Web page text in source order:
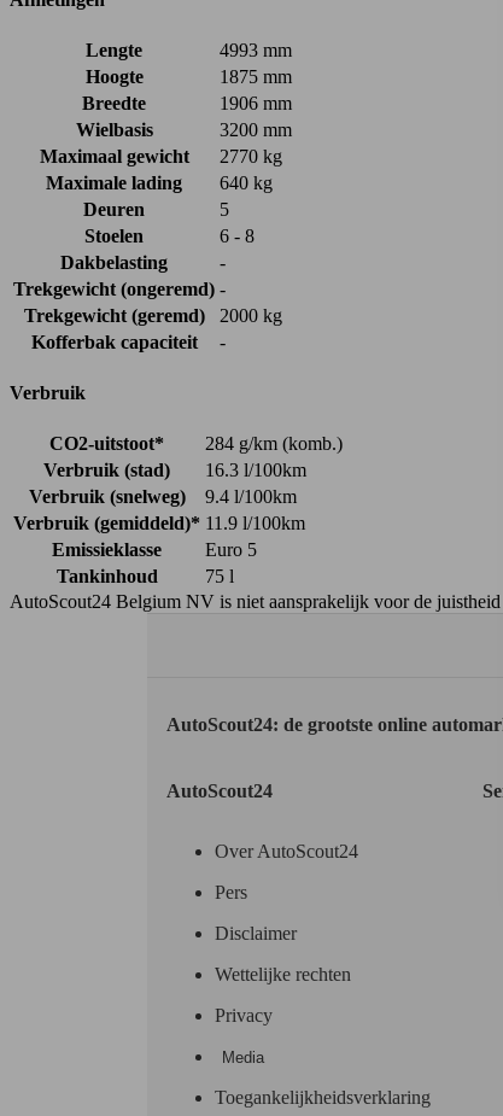
Lengte
4993 mm
Hoogte
1875 mm
Breedte
1906 mm
Wielbasis
3200 mm
Maximaal gewicht
2770 kg
Maximale lading
640 kg
Deuren
5
Stoelen
6 - 8
Dakbelasting
-
Trekgewicht (ongeremd) -
Trekgewicht (geremd)
2000 kg
Kofferbak capaciteit
-
Verbruik
CO2-uitstoot*
284 g/km (komb.)
Verbruik (stad)
16.3 l/100km
Verbruik (snelweg)
9.4 l/100km
Verbruik (gemiddeld)* 11.9 l/100km
Emissieklasse
Euro 5
Tankinhoud
75 l
AutoScout24 Belgium NV is niet aansprakelijk voor de juistheid
AutoScout24: de grootste online
AutoScout24
Over AutoScout24
Pers
Disclaimer
Wettelijke rechten
Privacy
Media
Toegankelijkheidsverklaring